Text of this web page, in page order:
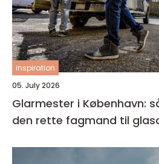
inspiration
05. July 2026
Glarmester i København:
den rette fagmand til